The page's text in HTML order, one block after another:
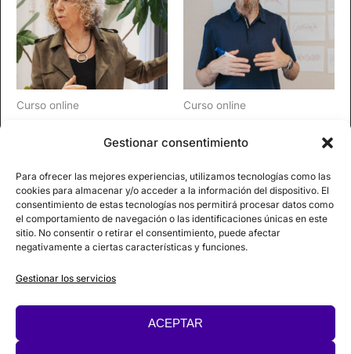
Gestionar consentimiento
Para ofrecer las mejores experiencias, utilizamos tecnologías como las
cookies para almacenar y/o acceder a la información del dispositivo. El
consentimiento de estas tecnologías nos permitirá procesar datos como
el comportamiento de navegación o las identificaciones únicas en este
sitio. No consentir o retirar el consentimiento, puede afectar
negativamente a ciertas características y funciones.
Gestionar los servicios
ACEPTAR
Curso online
del Poder: Power
395,00€
AÑADIR AL CARRITO
Curso online
Estructurales
AÑADIR AL CARRITO